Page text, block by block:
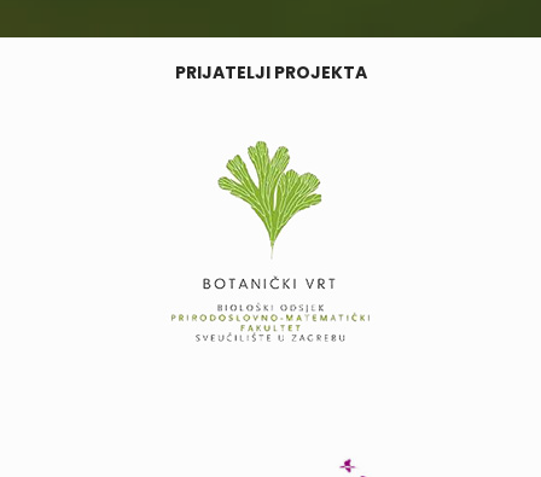
PRIJATELJI PROJEKTA